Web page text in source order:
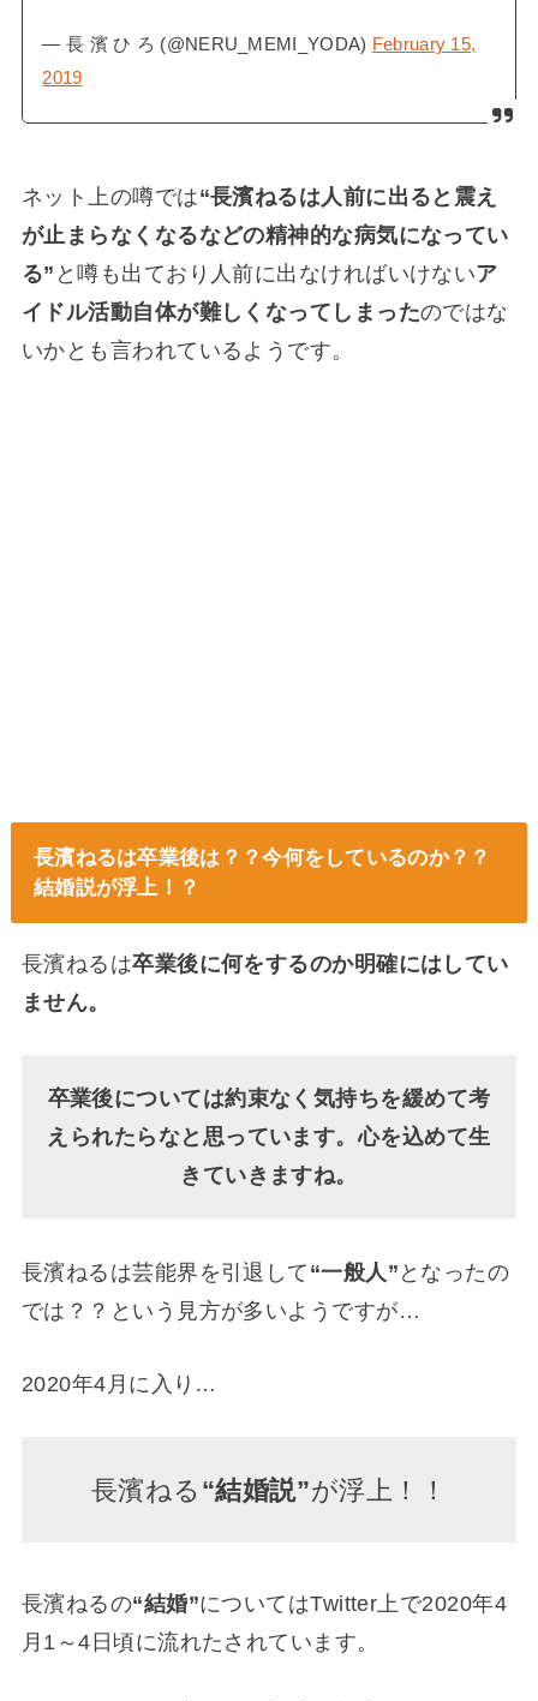
— 長 濱 ひ ろ (@NERU_MEMI_YODA) February 15,
2019
ネット上の噂では“長濱ねるは人前に出ると震え
が止まらなくなるなどの精神的な病気になってい
る” と噂も出ており人前に出なければいけないア
イドル活動自体が難しくなってしまったのではな
いかとも言われているようです。
長濱ねるは卒業後は？？今何をしているのか？？
結婚説が浮上！？
長濱ねるは卒業後に何をするのか明確にはしてい
ません。
卒業後については約束なく気持ちを緩めて考
えられたらなと思っています。心を込めて生
きていきますね。
長濱ねるは芸能界を引退して “一般人” となったの
では？？という見方が多いようですが…
2020年4月に入り…
長濱ねる “結婚説”が浮上！！
長濱ねるの“結婚”についてはTwitter上で2020年4
月1～4日頃に流れたされています。